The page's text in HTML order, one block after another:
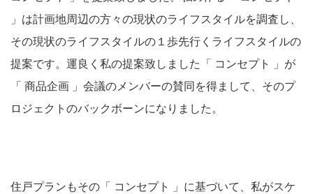
」は計画地周辺の方々の現状のライフスタイルを調査し、
その現状のライフスタイルの１歩先行くライフスタイルの
提案です。運良く私の提案致しました「 コンセプト 」が
「 商品企画 」会議のメンバーの賛同を得まして、そのプ
ロジェクトのバックボーンになりました。
住戸プランもその「 コンセプト 」に基づいて、私がスケ